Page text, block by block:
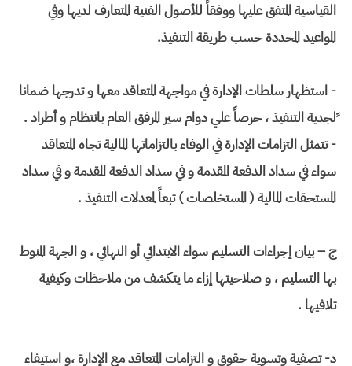
القياسية المتفق عليها ووفقاً للأصول الفنية المتعارف لديها وفي
المواعيد المحددة حسب طريقة التنفيذ.
- استظهار سلطات الإدارة في مواجهة المتعاقد معها و تدرجها ضمانا
ًلجدية التنفيذ ، حرصاً علي دوام سير المرفق العام بانتظام و أطراد .
- تتمثل التزامات الإدارة في الوفاء بالتزاماتها المالية تجاه المتعاقد
سواء في سداد الدفعة المقدمة و في سداد الدفعة المقدمة و في سداد
المستحقات المالية ( المستخلصات ) تبعاً لمعدلات التنفيذ .
ج – بيان إجراءات التسليم سواء الابتدائي أو النهائي ، و الجهة المنوط
بها التسليم ، و صلاحيتها إزاء ما يتكشف من ملاحظات وكيفية
تلافيها .
د- تصفية وتسوية حقوق و التزامات المتعاقد مع الإدارة ،و استيفاء